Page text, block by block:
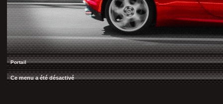
Portail
Ce menu a été désactivé